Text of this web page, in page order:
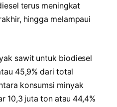
terus meningkat
hingga melampaui
sawit untuk biodiesel
45,9% dari total
konsumsi minyak
10,3 juta ton atau 44,4%